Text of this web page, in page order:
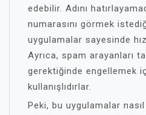
edebilir. Adını
numarasını görmek
uygulamalar sayesinde
Ayrıca, spam arayanları
gerektiğinde engellemek
kullanışlıdırlar.
Peki, bu uygulamalar nasıl